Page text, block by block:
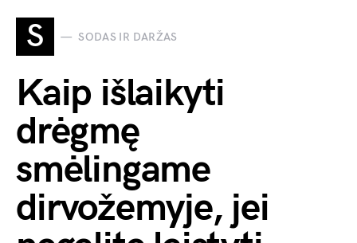
S SODAS IR DARŽAS
Kaip išlaikyti
drėgmę
smėlingame
dirvožemyje, jei